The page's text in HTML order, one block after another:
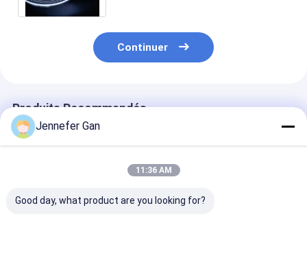
Continuer
Produits Recommandés
Jennefer Gan
11:36 AM
Good day, what product are you looking for?